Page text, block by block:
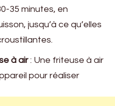
35 minutes, en
jusqu’à ce qu’elles
à air: Une friteuse à air
pour réaliser